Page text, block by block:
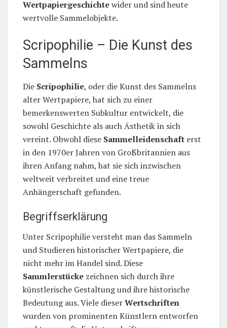
Wertpapiergeschichtewider und sind heute
wertvolle Sammelobjekte.
Scripophilie – Die Kunst des
Sammelns
Die Scripophilie, oder die Kunst des Sammelns
alter Wertpapiere, hat sich zu einer
bemerkenswerten Subkultur entwickelt, die
sowohl Geschichte als auch Ästhetik in sich
vereint. Obwohl diese Sammelleidenschaft erst
in den 1970er Jahren von Großbritannien aus
ihren Anfang nahm, hat sie sich inzwischen
weltweit verbreitet und eine treue
Anhängerschaft gefunden.
Begriffserklärung
Unter Scripophilie versteht man das Sammeln
und Studieren historischer Wertpapiere, die
nicht mehr im Handel sind. Diese
Sammlerstücke zeichnen sich durch ihre
künstlerische Gestaltung und ihre historische
Bedeutung aus. Viele dieserWertschriften
wurden von prominenten Künstlern entworfen